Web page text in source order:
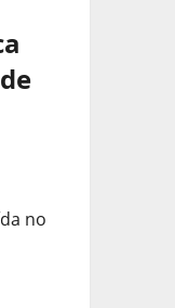
no